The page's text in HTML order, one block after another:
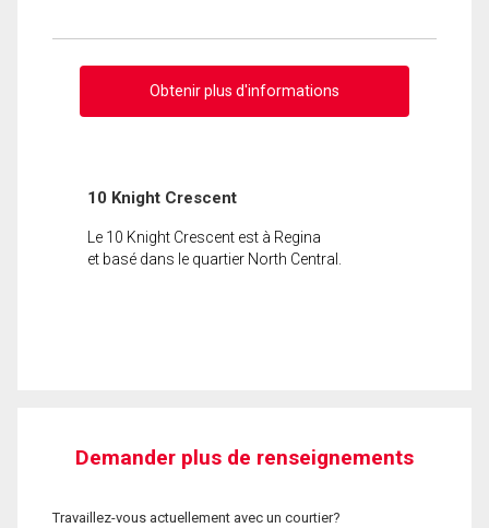
Obtenir plus d'informations
10 Knight Crescent
Le 10 Knight Crescent est à Regina
et basé dans le quartier North Central.
Demander plus de renseignements
Travaillez-vous actuellement avec un courtier?